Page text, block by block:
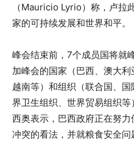
（Mauricio Lyrio）称，卢拉
家的可持续发展和世界和平。
峰会结束前，7个成员国将就
加峰会的国家（巴西、澳大
越南等）和组织（联合国、
界卫生组织、世界贸易组织
西奥表示，巴西政府正在努
冲突的看法，并就粮食安全问